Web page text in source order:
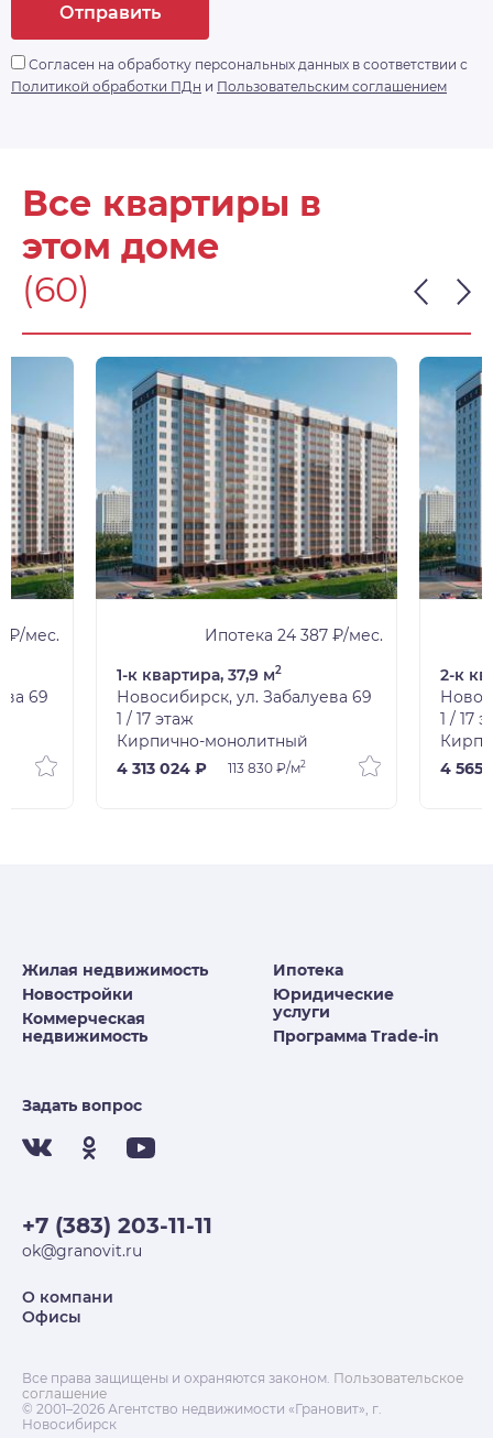
Отправить
Согласен на обработку персональных данных в соответствии с
Политикой обработки ПДн и Пользовательским соглашением
Все квартиры в
этом доме
(60)
₽/мес.
69
Ипотека 24 387 ₽/мес.
1-к квартира, 37,9 м2
Новосибирск, ул. Забалуева 69
1 / 17 этаж
Кирпично-монолитный
4 313 024 ₽
113 830 ₽/м2
2-к
1 / 17
4 565
Жилая недвижимость
Новостройки
Коммерческая
недвижимость
Ипотека
Юридические
услуги
Программа Trade-in
Задать вопрос
+7 (383) 203-11-11
ok@granovit.ru
О компани
Офисы
Все права защищены и охраняются законом. Пользовательское
соглашение
© 2001–2026 Агентство недвижимости «Грановит», г.
Новосибирск